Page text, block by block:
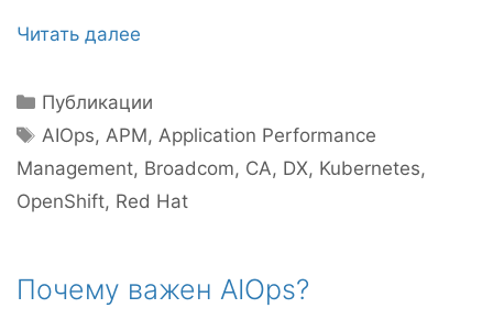
Читать далее
Рубрики
Публикации
Метки
AIOps,APM,Application Performance
Management, Broadcom, CA, DX, Kubernetes,
OpenShift, Red Hat
Почему важен AIOps?